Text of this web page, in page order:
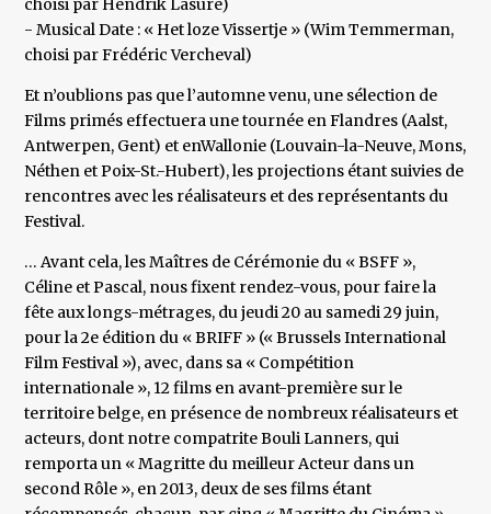
choisi par Hendrik Lasure)
- Musical Date : « Het loze Vissertje » (Wim Temmerman,
choisi par Frédéric Vercheval)
Et n’oublions pas que l’automne venu, une sélection de
Films primés effectuera une tournée en Flandres (Aalst,
Antwerpen, Gent) et enWallonie (Louvain-la-Neuve, Mons,
Néthen et Poix-St.-Hubert), les projections étant suivies de
rencontres avec les réalisateurs et des représentants du
Festival.
… Avant cela, les Maîtres de Cérémonie du « BSFF »,
Céline et Pascal, nous fixent rendez-vous, pour faire la
fête aux longs-métrages, du jeudi 20 au samedi 29 juin,
pour la 2e édition du « BRIFF » (« Brussels International
Film Festival »), avec, dans sa « Compétition
internationale », 12 films en avant-première sur le
territoire belge, en présence de nombreux réalisateurs et
acteurs, dont notre compatrite Bouli Lanners, qui
remporta un « Magritte du meilleur Acteur dans un
second Rôle », en 2013, deux de ses films étant